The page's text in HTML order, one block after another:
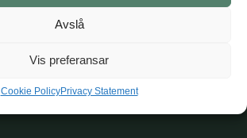
Avslå
Vis preferansar
Cookie PolicyPrivacy Statement
GET DIRECTIONS